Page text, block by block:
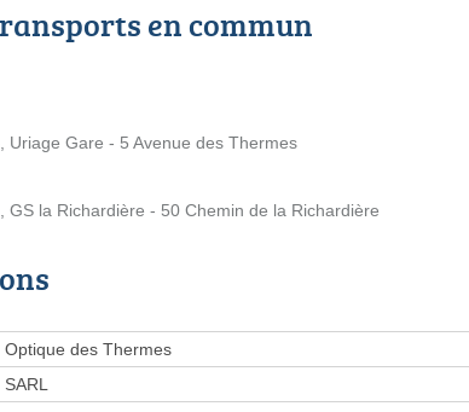
en commun
Uriage Gare - 5 Avenue des Thermes
GS la Richardière - 50 Chemin de la Richardière
Optique des Thermes
SARL